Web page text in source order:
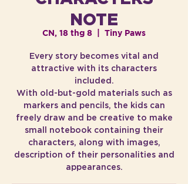
NOTE
CN, 18 thg 8 Tiny Paws
Every story becomes vital and
attractive with its characters
included.
With old-but-gold materials such as
markers and pencils, the kids can
freely draw and be creative to make
small notebook containing their
characters, along with images,
description of their personalities and
appearances.